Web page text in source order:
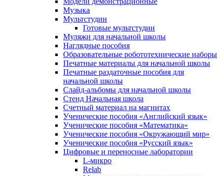
Музыка
Мультстудии
Готовые мультстудии
Муляжи для начальной школы
Наглядные пособия
Образовательные робототехнические наборы
Печатные материалы для начальной школы
Печатные раздаточные пособия для
начальной школы
Слайд-альбомы для начальной школы
Стенд Начальная школа
Счетный материал на магнитах
Ученические пособия «Английский язык»
Ученические пособия «Математика»
Ученические пособия «Окружающий мир»
Ученические пособия «Русский язык»
Цифровые и переносные лаборатории
L-микро
Relab